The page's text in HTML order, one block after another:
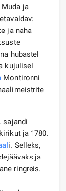
ja
ja naha
hubastel
kujulisel
Montironni
sajandi
ja 1780.
i. Selleks,
ja
ane ringreis.